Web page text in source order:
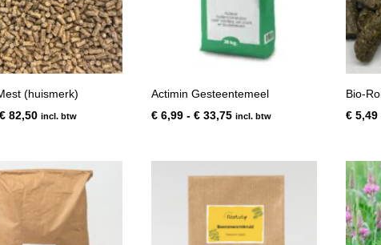
(huismerk)
€ 82,50Prijsklasse:
€ 82,50
incl. btw
Actimin Gesteentemeel
€6,99 - €33,75Prijsklasse:
€ 33,75
incl. btw
Bio-
€5,49